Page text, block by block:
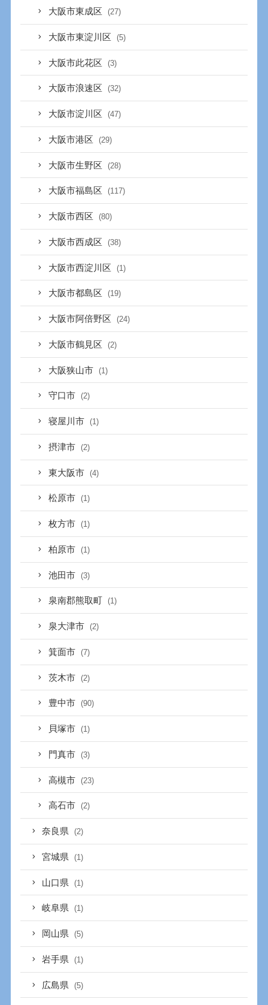
大阪市東成区 (27)
大阪市東淀川区 (5)
大阪市此花区 (3)
大阪市浪速区 (32)
大阪市淀川区 (47)
大阪市港区 (29)
大阪市生野区 (28)
大阪市福島区 (117)
大阪市西区 (80)
大阪市西成区 (38)
大阪市西淀川区 (1)
大阪市都島区 (19)
大阪市阿倍野区 (24)
大阪市鶴見区 (2)
大阪狭山市 (1)
守口市 (2)
寝屋川市 (1)
摂津市 (2)
東大阪市 (4)
松原市 (1)
枚方市 (1)
柏原市 (1)
池田市 (3)
泉南郡熊取町 (1)
泉大津市 (2)
箕面市 (7)
茨木市 (2)
豊中市 (90)
貝塚市 (1)
門真市 (3)
高槻市 (23)
高石市 (2)
奈良県 (2)
宮城県 (1)
山口県 (1)
岐阜県 (1)
岡山県 (5)
岩手県 (1)
広島県 (5)